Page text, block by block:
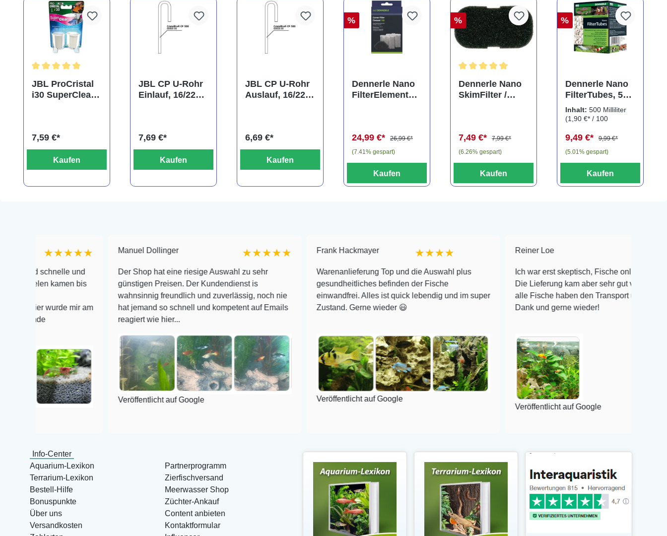
JBL ProCristal
i30 SuperClear,
7,59 €*
Kaufen
JBL CP U-Rohr
Einlauf, 16/22
7,69 €*
Kaufen
JBL CP U-Rohr
Auslauf, 16/22
6,69 €*
Kaufen
%
Dennerle Nano
FilterElement
(2er-Pack)
24,99 €*
26,99 €*
(7.41% gespart)
Kaufen
%
Dennerle Nano
SkimFilter /
7,49 €*
7,99 €*
(6.26% gespart)
Kaufen
%
Dennerle Nano
FilterTubes, 500
ml, Filterringe
Inhalt:500 Milliliter
(1,90 €* / 100
9,49 €*
9,99 €*
(5.01% gespart)
Kaufen
★★★★★
schnelle und
kamen bis
wurde mir am
Manuel Dollinger ★★★★★
Der Shop hat eine riesige Auswahl zu sehr
günstigen Preisen. Der Kundendienst is
wahnsinnig freundlich und zuverlässig, noch nie
hat jemand so schnell und kompetent auf Emails
reagiert wie hier...
Veröffentlicht auf Google
Frank Hackmayer ★★★★
Warenanlieferung Top und die Auswahl plus
gesundheitliches befinden der Fische
einwandfrei. Alles ist quick lebendig und im super
Zustand. Gerne wieder 😃
Veröffentlicht auf Google
Ich war erst skeptisch, Fische online zu bestellen!
Die Lieferung kam aber sehr gut verpackt an und
alle Fische haben den Transport überlebt! Vielen
Dank und gerne wieder!
Veröffentlicht auf Google
Info-Center
Aquarium-Lexikon
Terrarium-Lexikon
Bestell-Hilfe
Bonuspunkte
Über uns
Versandkosten
Partnerprogramm
Zierfischversand
Meerwasser Shop
Züchter-Ankauf
Content anbieten
Kontaktformular